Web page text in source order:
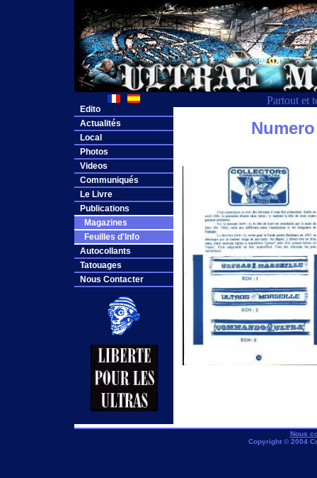
Partout et
Edito
Actualités
Local
Photos
Videos
Communiqués
Le Livre
Publications
Magazines
Feuilles d'Info
Autocollants
Tatouages
Nous Contacter
Nous
Copyright © 2004